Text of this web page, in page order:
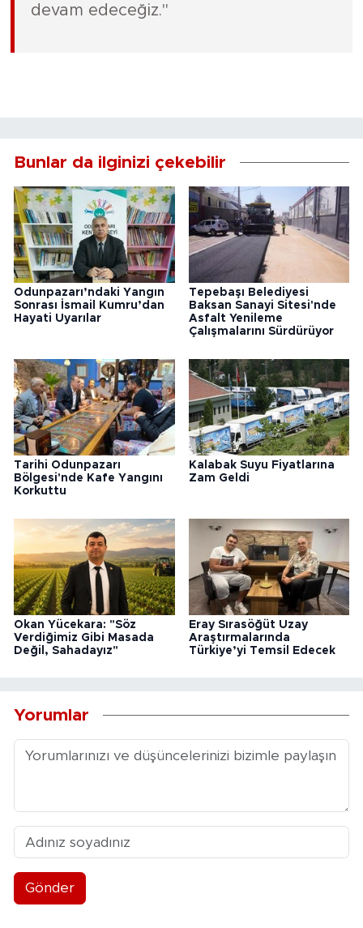
devam edeceğiz."
Bunlar da ilginizi çekebilir
Odunpazarı’ndaki Yangın
Sonrası İsmail Kumru’dan
Hayati Uyarılar
Tepebaşı Belediyesi
Baksan Sanayi Sitesi'nde
Asfalt Yenileme
Çalışmalarını Sürdürüyor
Tarihi Odunpazarı
Bölgesi'nde Kafe Yangını
Korkuttu
Kalabak Suyu Fiyatlarına
Zam Geldi
Okan Yücekara: "Söz
Verdiğimiz Gibi Masada
Değil, Sahadayız"
Eray Sırasöğüt Uzay
Araştırmalarında
Türkiye’yi Temsil Edecek
Yorumlar
Gönder